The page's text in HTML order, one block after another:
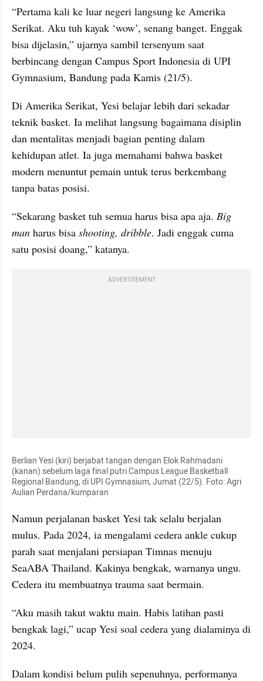
“Pertama kali ke luar negeri langsung ke Amerika
Serikat. Aku tuh kayak ‘wow’, senang banget. Enggak
bisa dijelasin,” ujarnya sambil tersenyum saat
berbincang dengan Campus Sport Indonesia di UPI
Gymnasium, Bandung pada Kamis (21/5).
Di Amerika Serikat, Yesi belajar lebih dari sekadar
teknik basket. Ia melihat langsung bagaimana disiplin
dan mentalitas menjadi bagian penting dalam
kehidupan atlet. Ia juga memahami bahwa basket
modern menuntut pemain untuk terus berkembang
tanpa batas posisi.
“Sekarang basket tuh semua harus bisa apa aja. Big
man harus bisa shooting, dribble. Jadi enggak cuma
satu posisi doang,” katanya.
ADVERTISEMENT
Berlian Yesi (kiri) berjabat tangan dengan Elok Rahmadani
(kanan) sebelum laga final putri Campus League Basketball
Regional Bandung, di UPI Gymnasium, Jumat (22/5). Foto: Agri
Aulian Perdana/kumparan
Namun perjalanan basket Yesi tak selalu berjalan
mulus. Pada 2024, ia mengalami cedera ankle cukup
parah saat menjalani persiapan Timnas menuju
SeaABA Thailand. Kakinya bengkak, warnanya ungu.
Cedera itu membuatnya trauma saat bermain.
“Aku masih takut waktu main. Habis latihan pasti
bengkak lagi,” ucap Yesi soal cedera yang dialaminya di
2024.
Dalam kondisi belum pulih sepenuhnya, performanya